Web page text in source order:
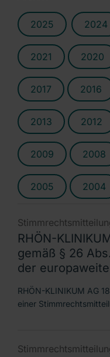
2025 2024
2021 2020
2017 2016
2013 2012
2009 2008
2005 2004
RHÖN-
gemäß § 26
der
RHÖN-KLINIKUM AG
einer